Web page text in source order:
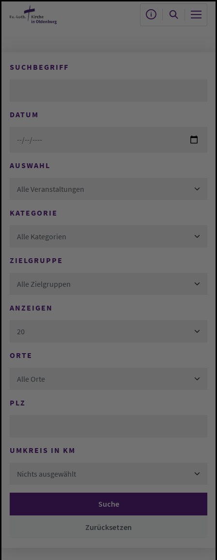
Zum Hauptinhalt springen
SUCHBEGRIFF
DATUM
AUSWAHL
Alle Veranstaltungen
KATEGORIE
Alle Kategorien
ZIELGRUPPE
Alle Zielgruppen
ANZEIGEN
20
ORTE
Alle Orte
PLZ
UMKREIS IN KM
Nichts ausgewählt
Suche
Zurücksetzen